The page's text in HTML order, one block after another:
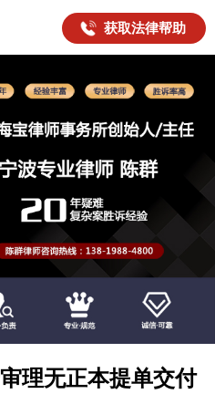
获取法律帮助
理无正本提单交付